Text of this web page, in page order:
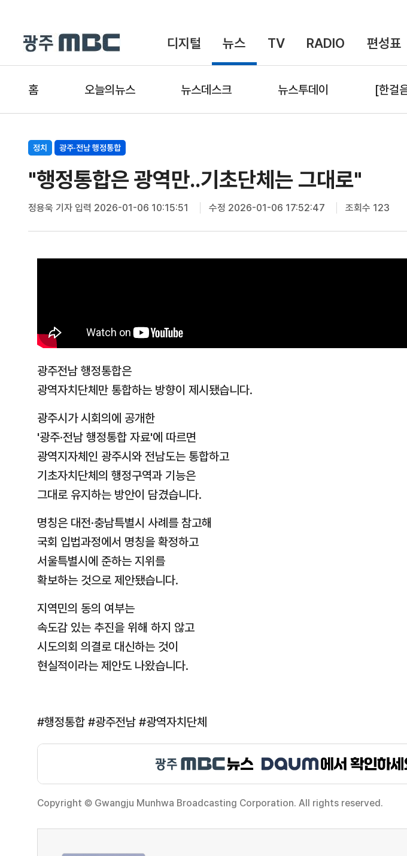
디지털 뉴스 TV RADIO 편성표
홈 오늘의뉴스 뉴스데스크 뉴스투데이 [한걸
정치 광주·전남 행정통합
"행정통합은 광역만..기초단체는 그대로"
정용욱 기자입력 2026-01-06 10:15:51 수정 2026-01-06 17:52:47 조회수 123
광주전남 행정통합은
광역자치단체만 통합하는 방향이 제시됐습니다.
광주시가 시회의에 공개한
'광주·전남 행정통합 자료'에 따르면
광역지자체인 광주시와 전남도는 통합하고
기초자치단체의 행정구역과 기능은
그대로 유지하는 방안이 담겼습니다.
명칭은 대전·충남특별시 사례를 참고해
국회 입법과정에서 명칭을 확정하고
서울특별시에 준하는 지위를
확보하는 것으로 제안됐습니다.
지역민의 동의 여부는
속도감 있는 추진을 위해 하지 않고
시도의회 의결로 대신하는 것이
현실적이라는 제안도 나왔습니다.
#행정통합 #광주전남 #광역자치단체
Copyright © Gwangju Munhwa Broadcasting Corporation. All rights reserved.